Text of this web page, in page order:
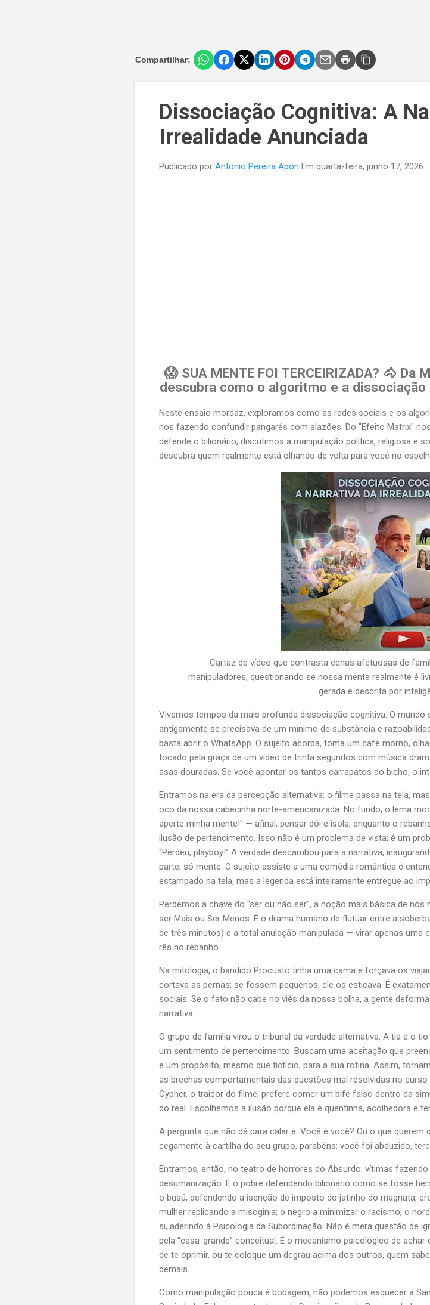
Compartilhar:
Dissociação Cognitiva: A
Irrealidade Anunciada
Publicado por Antonio Pereira Apon Em quarta-feira, junho 17, 2026
😱 SUA MENTE FOI TERCEIRIZADA? 🐴
descubra como o algoritmo e a
Neste ensaio mordaz, exploramos como as redes sociais e os
nos fazendo confundir pangarés com alazões. Do "Efeito Matrix"
defende o bilionário, discutimos a manipulação política, religiosa e
descubra quem realmente está olhando de volta para você no
Cartaz de vídeo que contrasta cenas afetuosas de
manipuladores, questionando se nossa mente realmente é
gerada e descrita por
Vivemos tempos da mais profunda dissociação cognitiva. O
antigamente se precisava de um mínimo de substância e
basta abrir o WhatsApp. O sujeito acorda, toma um café morno,
tocado pela graça de um vídeo de trinta segundos com música
asas douradas. Se você apontar os tantos carrapatos do bicho, o
Entramos na era da percepção alternativa: o filme passa na tela,
oco da nossa cabecinha norte-americanizada. No fundo, o lema
aperte minha mente!" — afinal, pensar dói e isola, enquanto o
ilusão de pertencimento. Isso não é um problema de vista; é um
“Perdeu, playboy!” A verdade descambou para a narrativa,
parte, só mente. O sujeito assiste a uma comédia romântica e
estampado na tela, mas a legenda está inteiramente entregue ao
Perdemos a chave do "ser ou não ser", a noção mais básica de
ser Mais ou Ser Menos. É o drama humano de flutuar entre a
de três minutos) e a total anulação manipulada — virar apenas uma
rês no rebanho.
Na mitologia, o bandido Procusto tinha uma cama e forçava os
cortava as pernas; se fossem pequenos, ele os esticava. É
sociais. Se o fato não cabe no viés da nossa bolha, a gente
narrativa.
O grupo de família virou o tribunal da verdade alternativa. A tia e o
um sentimento de pertencimento. Buscam uma aceitação que
e um propósito, mesmo que fictício, para a sua rotina. Assim,
as brechas comportamentais das questões mal resolvidas no
Cypher, o traidor do filme, prefere comer um bife falso dentro da
do real. Escolhemos a ilusão porque ela é quentinha, acolhedora e
A pergunta que não dá para calar é: Você é você? Ou o que
cegamente à cartilha do seu grupo, parabéns: você foi abduzido,
Entramos, então, no teatro de horrores do Absurdo: vítimas
desumanização. É o pobre defendendo bilionário como se fosse
o busú, defendendo a isenção de imposto do jatinho do magnata,
mulher replicando a misoginia; o negro a minimizar o racismo; o
si, aderindo à Psicologia da Subordinação. Não é mera questão de
pela "casa-grande" conceitual. É o mecanismo psicológico de
de te oprimir, ou te coloque um degrau acima dos outros, quem
demais.
Como manipulação pouca é bobagem, não podemos esquecer a